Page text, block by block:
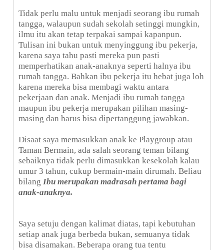
Tidak perlu malu untuk menjadi seorang ibu rumah
tangga, walaupun sudah sekolah setinggi mungkin,
ilmu itu akan tetap terpakai sampai kapanpun.
Tulisan ini bukan untuk menyinggung ibu pekerja,
karena saya tahu pasti mereka pun pasti
memperhatikan anak-anaknya seperti halnya ibu
rumah tangga. Bahkan ibu pekerja itu hebat juga loh
karena mereka bisa membagi waktu antara
pekerjaan dan anak. Menjadi ibu rumah tangga
maupun ibu pekerja merupakan pilihan masing-
masing dan harus bisa dipertanggung jawabkan.
Disaat saya memasukkan anak ke Playgroup atau
Taman Bermain, ada salah seorang teman bilang
sebaiknya tidak perlu dimasukkan kesekolah kalau
umur 3 tahun, cukup bermain-main dirumah. Beliau
bilang Ibu merupakan madrasah pertama bagi
anak-anaknya.
Saya setuju dengan kalimat diatas, tapi kebutuhan
setiap anak juga berbeda bukan, semuanya tidak
bisa disamakan. Beberapa orang tua tentu